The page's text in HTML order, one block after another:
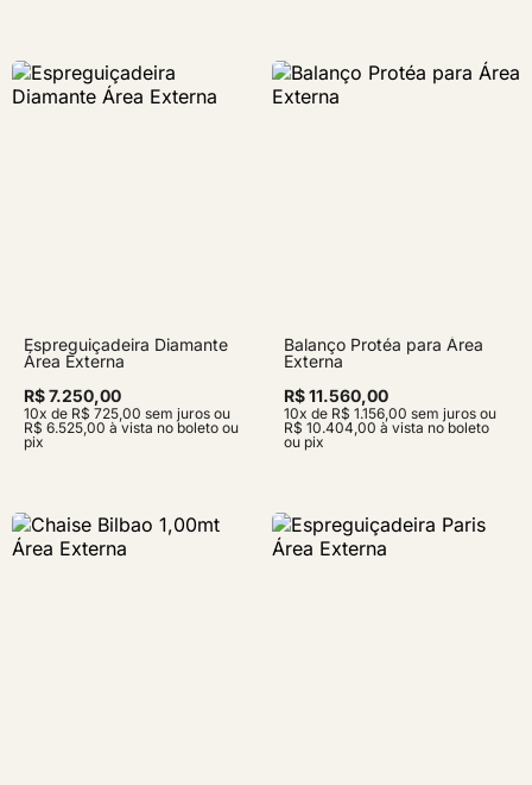
Espreguiçadeira Diamante
Área Externa
R$ 7.250,00
10x de R$ 725,00 sem juros ou
R$ 6.525,00 à vista no boleto ou
pix
Balanço Protéa para Área
Externa
R$ 11.560,00
10x de R$ 1.156,00 sem juros ou
R$ 10.404,00 à vista no boleto
ou pix